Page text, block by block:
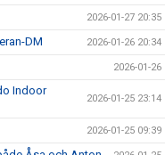
2026-01-27 20:35
DM 2026-01-26 20:34
2026-01-26
Indoor
2026-01-25 23:14
2026-01-25 09:39